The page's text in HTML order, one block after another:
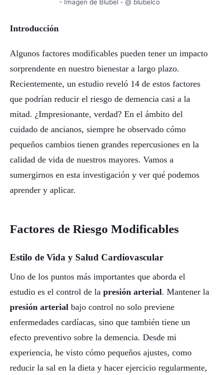
- Imagen de Blubel - @ blubelco
Introducción
Algunos factores modificables pueden tener un impacto
sorprendente en nuestro bienestar a largo plazo.
Recientemente, un estudio reveló 14 de estos factores
que podrían reducir el riesgo de demencia casi a la
mitad. ¿Impresionante, verdad? En el ámbito del
cuidado de ancianos, siempre he observado cómo
pequeños cambios tienen grandes repercusiones en la
calidad de vida de nuestros mayores. Vamos a
sumergirnos en esta investigación y ver qué podemos
aprender y aplicar.
Factores de Riesgo Modificables
Estilo de Vida y Salud Cardiovascular
Uno de los puntos más importantes que aborda el
estudio es el control de la presión arterial. Mantener la
presión arterial bajo control no solo previene
enfermedades cardíacas, sino que también tiene un
efecto preventivo sobre la demencia. Desde mi
experiencia, he visto cómo pequeños ajustes, como
reducir la sal en la dieta y hacer ejercicio regularmente,